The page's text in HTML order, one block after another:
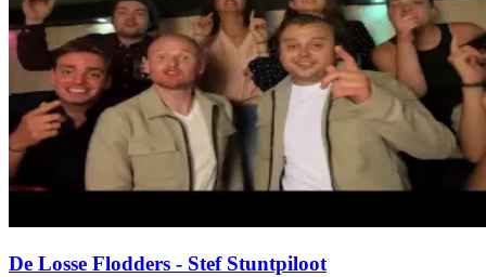
De Losse Flodders - Stef Stuntpiloot